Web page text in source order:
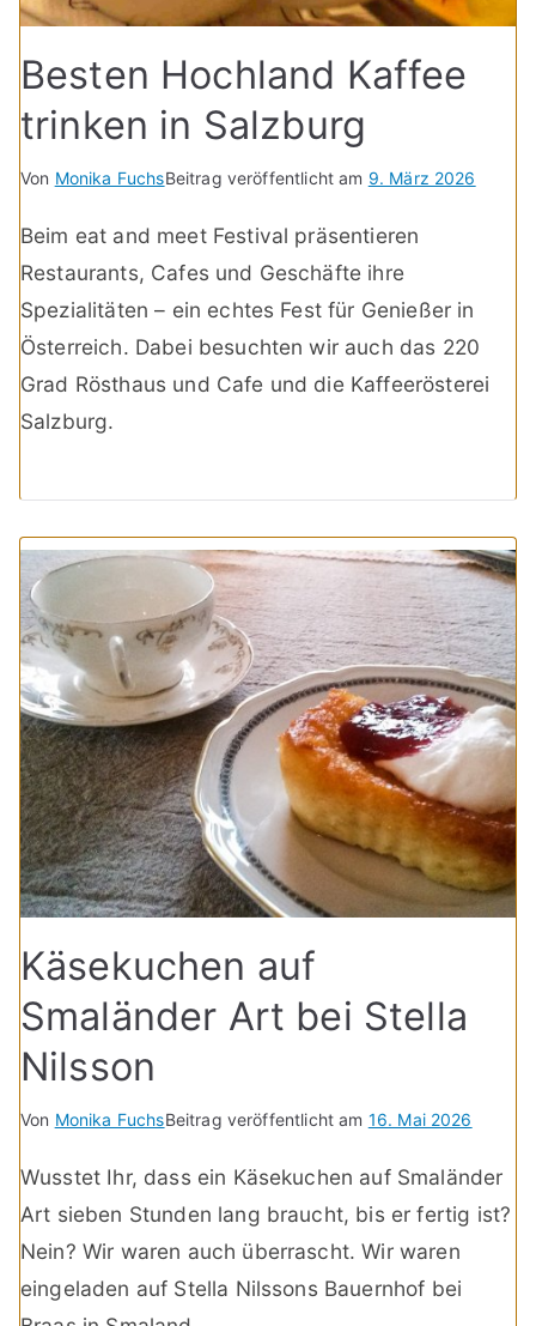
Besten Hochland Kaffee
trinken in Salzburg
Von Monika FuchsBeitrag veröffentlicht am 9. März 2026
Beim eat and meet Festival präsentieren
Restaurants, Cafes und Geschäfte ihre
Spezialitäten – ein echtes Fest für Genießer in
Österreich. Dabei besuchten wir auch das 220
Grad Rösthaus und Cafe und die Kaffeerösterei
Salzburg.
Käsekuchen auf
Smaländer Art bei Stella
Nilsson
Von Monika FuchsBeitrag veröffentlicht am 16. Mai 2026
Wusstet Ihr, dass ein Käsekuchen auf Smaländer
Art sieben Stunden lang braucht, bis er fertig ist?
Nein? Wir waren auch überrascht. Wir waren
eingeladen auf Stella Nilssons Bauernhof bei